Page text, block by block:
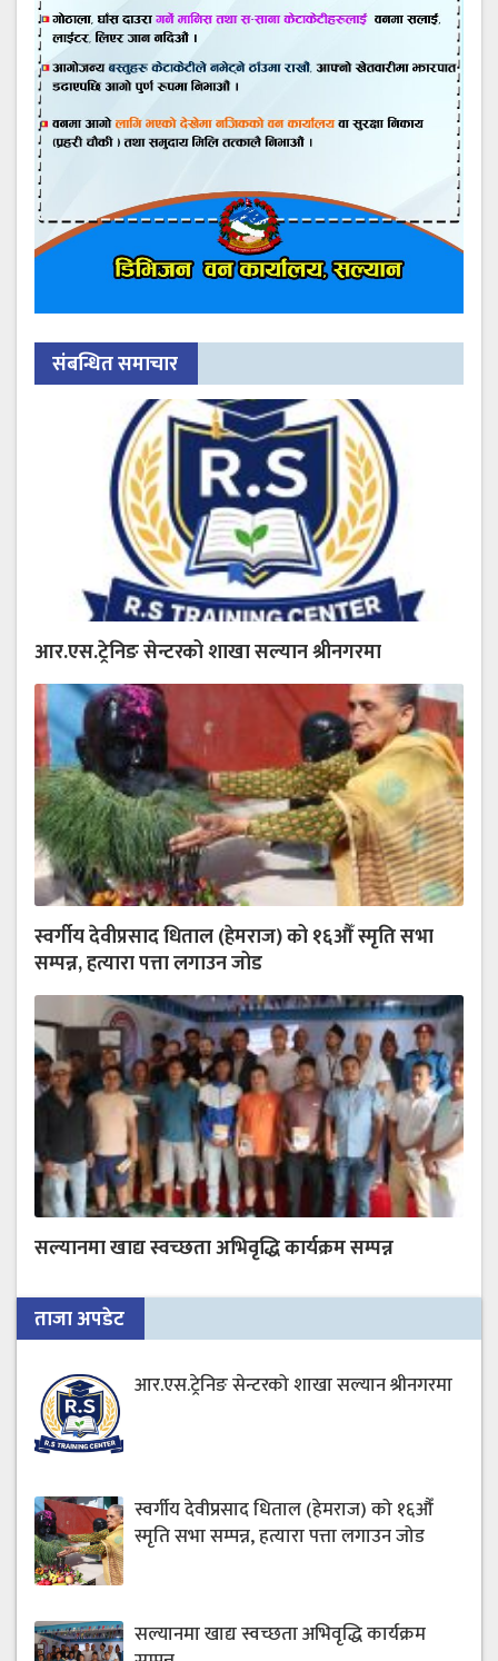
संबन्धित समाचार
आर.एस.ट्रेनिङ सेन्टरको शाखा सल्यान श्रीनगरमा
स्वर्गीय देवीप्रसाद धिताल (हेमराज) को १६औँ स्मृति सभा
सम्पन्न, हत्यारा पत्ता लगाउन जोड
सल्यानमा खाद्य स्वच्छता अभिवृद्धि कार्यक्रम सम्पन्न
ताजा अपडेट
आर.एस.ट्रेनिङ सेन्टरको शाखा सल्यान श्रीनगरमा
स्वर्गीय देवीप्रसाद धिताल (हेमराज) को १६औँ
स्मृति सभा सम्पन्न, हत्यारा पत्ता लगाउन जोड
सल्यानमा खाद्य स्वच्छता अभिवृद्धि कार्यक्रम